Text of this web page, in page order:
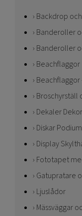
Backdrop
Banderoller
Banderoller
Beachflaggor
Broschyrställ
Dekaler
Diskar
Display
Fototapet
Gatupratare
Ljuslådor
Mässväggar